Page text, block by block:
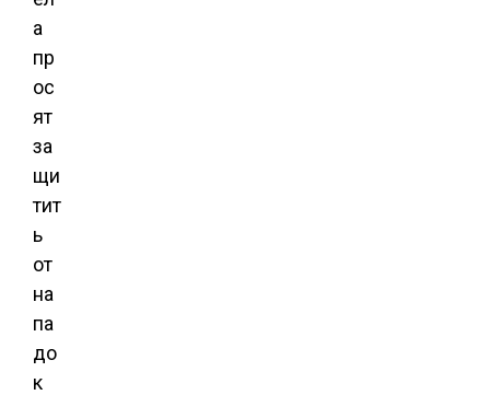
а
пр
ос
ят
за
щи
тит
ь
от
на
па
до
к